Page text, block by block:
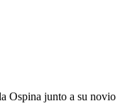
Ospina junto a su novio